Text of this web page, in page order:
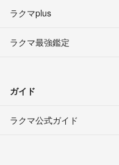
ラクマplus
ラクマ最強鑑定
ガイド
ラクマ公式ガイド